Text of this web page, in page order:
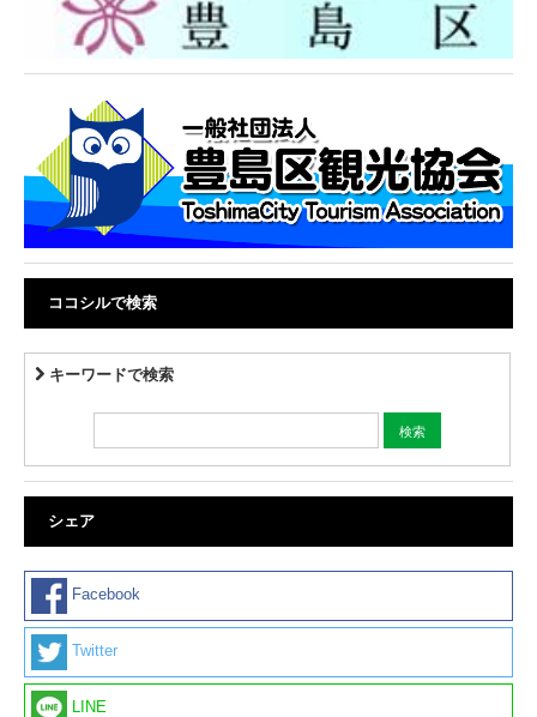
ココシルで検索
キーワードで検索
シェア
Facebook
Twitter
LINE